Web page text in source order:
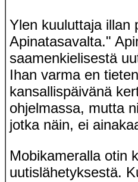
Ylen kuuluttaja illan
Apinatasavalta."
saamenkielisestä
Ihan varma en
kansallispäivänä
ohjelmassa, mutta
jotka näin, ei
Mobikameralla otin
uutislähetyksestä.